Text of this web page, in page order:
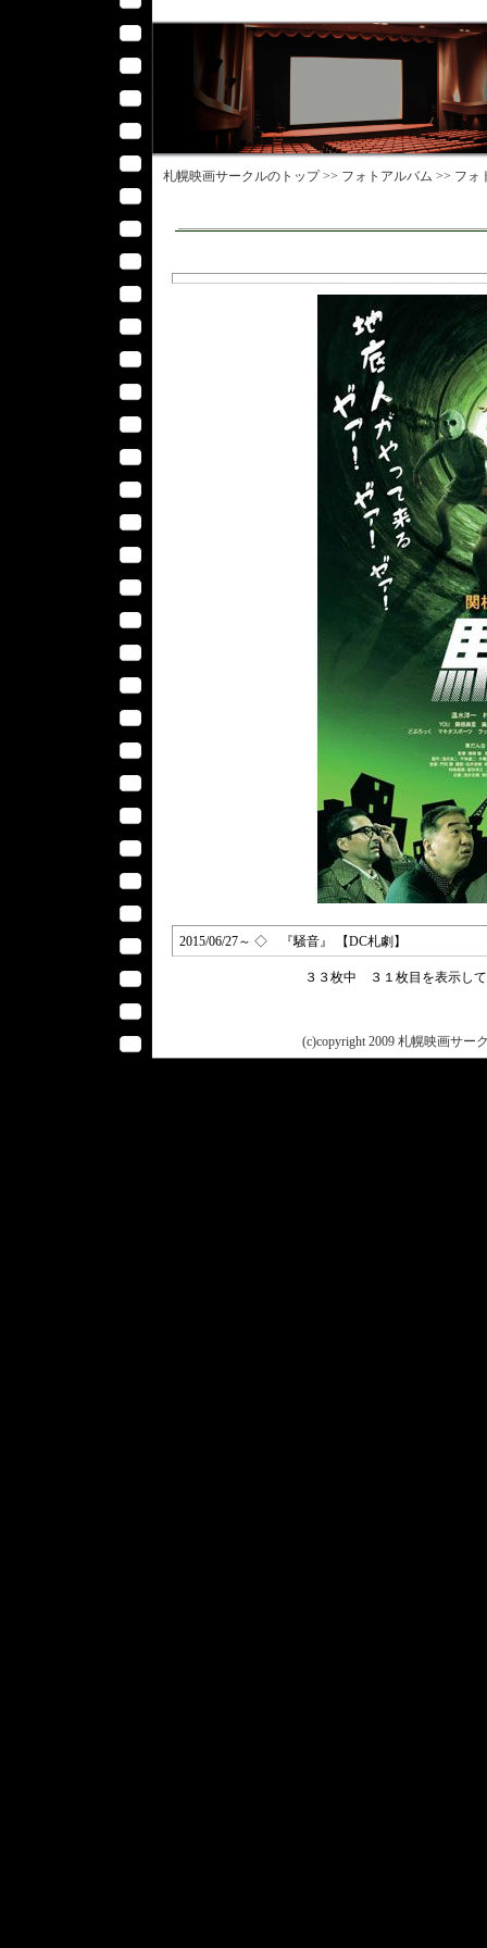
札幌映画サークルのトップ >> フォトアルバム >> フォ
2015/06/27～ ◇ 『騒音』 【DC札劇】
３３枚中 ３１枚目を表示し
(c)copyright 2009 札幌映画サー